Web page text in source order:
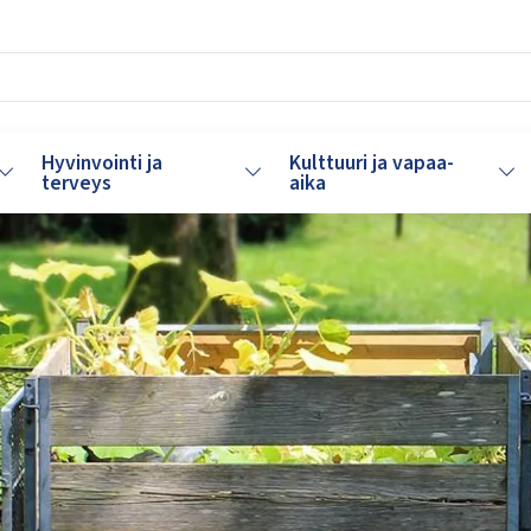
alasvetovalikkoa
Hyvinvointi ja
terveys Vaihda alasvetovalikkoa
Kulttuuri ja vapaa-
aika